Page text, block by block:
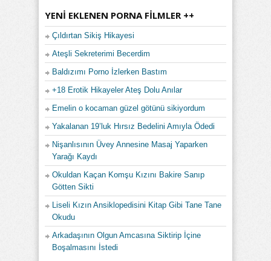
YENI EKLENEN PORNA FILMLER ++
Çıldırtan Sikiş Hikayesi
Ateşli Sekreterimi Becerdim
Baldızımı Porno İzlerken Bastım
+18 Erotik Hikayeler Ateş Dolu Anılar
Emelin o kocaman güzel götünü sikiyordum
Yakalanan 19’luk Hırsız Bedelini Amıyla Ödedi
Nişanlısının Üvey Annesine Masaj Yaparken
Yarağı Kaydı
Okuldan Kaçan Komşu Kızını Bakire Sanıp
Götten Sikti
Liseli Kızın Ansiklopedisini Kitap Gibi Tane Tane
Okudu
Arkadaşının Olgun Amcasına Siktirip İçine
Boşalmasını İstedi